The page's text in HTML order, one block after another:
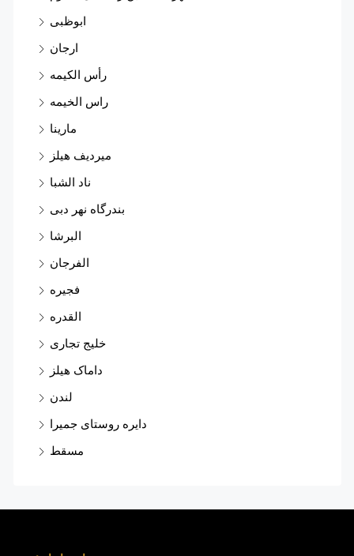
ابوظبی
ارجان
رأس الکیمه
راس الخیمه
مارینا
میردیف هیلز
ناد الشبا
بندرگاه نهر دبی
البرشا
الفرجان
فجیره
القدره
خلیج تجاری
داماک هیلز
لندن
دایره روستای جمیرا
مسقط